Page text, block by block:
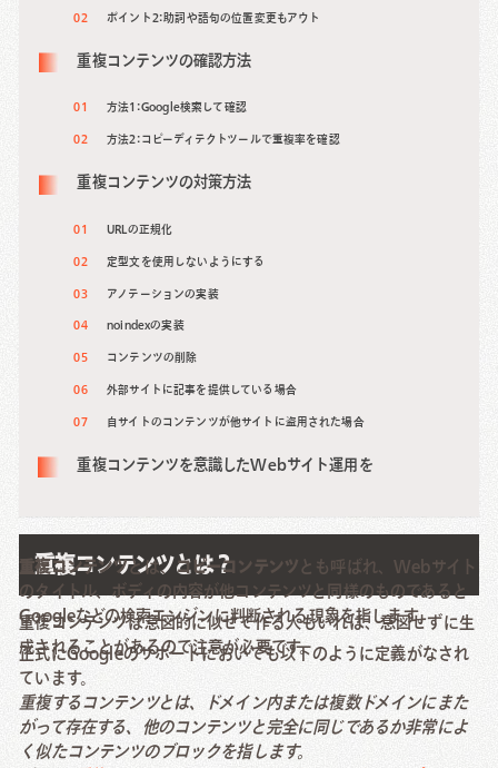
ポイント2: 助詞や語句の位置変更もアウト
重複コンテンツの確認方法
方法1: Google検索して確認
方法2: コピーディテクトツールで重複率を確認
重複コンテンツの対策方法
URLの正規化
定型文を使用しないようにする
アノテーションの実装
noindexの実装
コンテンツの削除
外部サイトに記事を提供している場合
自サイトのコンテンツが他サイトに盗用された場合
重複コンテンツを意識したWebサイト運用を
重複コンテンツとは？
重複コンテンツとは、コピーコンテンツ とも呼ばれ、Webサイト
のタイトル、ボディの内容が他コンテンツと同様のものであると
Googleなどの検索エンジンに判断される現象を指します。
重複コンテンツは意図的に似せて作る人もいれば、意図せずに生
成されることがあるので注意が必要です。
正式にGoogleのサポートにおいても以下のように定義がなされ
ています。
重複するコンテンツとは、ドメイン内または複数ドメインにまた
がって存在する、他のコンテンツと完全に同じであるか非常によ
く似たコンテンツのブロックを指します。